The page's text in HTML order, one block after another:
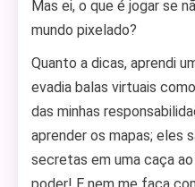
Mas ei, o que é jogar se
mundo pixelado?
Quanto a dicas, aprendi
evadia balas virtuais
das minhas
aprender os mapas; eles
secretas em uma caça